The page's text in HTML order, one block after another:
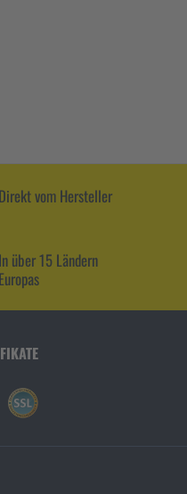
Direkt vom Hersteller
In über 15 Ländern
Europas